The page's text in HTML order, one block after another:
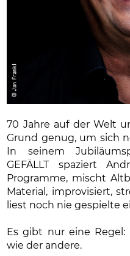
70 Jahre auf der Welt
Grund genug, um sich
In seinem
GEFÄLLT spaziert
Programme, mischt
Material, improvisiert,
liest noch nie gespielte
Es gibt nur eine
wie der andere.